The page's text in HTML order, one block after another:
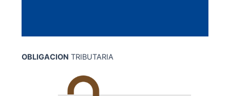
OBLIGACION TRIBUTARIA